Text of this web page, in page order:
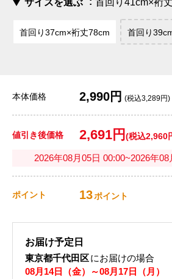
サイズを選ぶ 首回り41cm×裄
首回り37cm×裄丈78cm 首回り
本体価格 2,990円 (税込3,289円)
値引き後価格 2,691円 (税込2,960
2026年08月05日 00:00~2026年
ポイント 13ポイント
お届け予定日
東京都千代田区にお届けの場合
08月14日（金）～08月17日（月）